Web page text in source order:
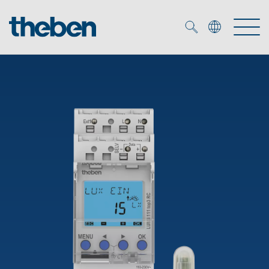
Smart Home
Läsnäolo- ja liiketunnistimet
LED valaisin
OEM ratkaisuja
KNX-järjestelmät
Liike- ja läsnäolotunnistimet
Mediakirjasto